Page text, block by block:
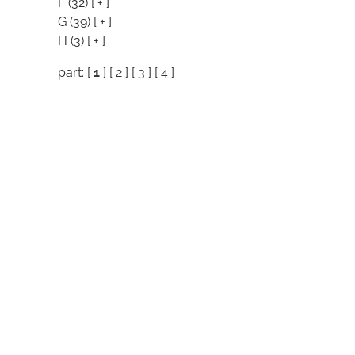
G (39) [ + ]
H (3) [ + ]
part: [ 1 ] [ 2 ] [ 3 ] [ 4 ]